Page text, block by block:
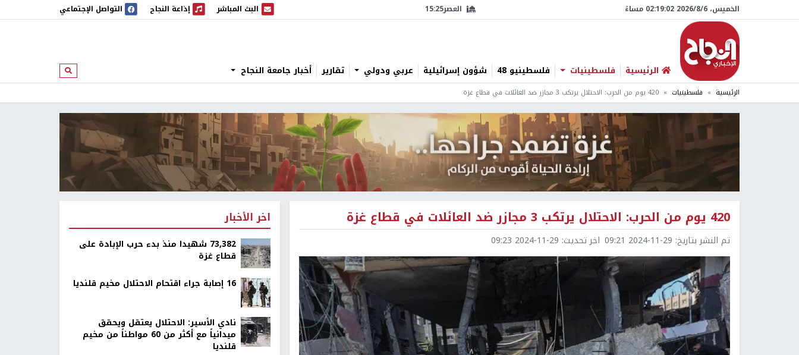
الخميس، 6/‏8/‏2026 02:19:03 مساءً العصر15:25 البث المباشر
البث المباشر إذاعة النجاح
إذاعة النجاح التواصل الإجتماعي
الرئيسية فلسطينيات فلسطينيو 48 شؤون إسرائيلية عربي ودولي تقارير أخبار جامعة النجاح ابحث
الرئيسية فلسطينيات 420 يوم من الحرب: الاحتلال يرتكب 3 مجازر ضد العائلات في قطاع غزة
420 يوم من الحرب: الاحتلال يرتكب 3 مجازر ضد العائلات في قطاع غزة
تم النشر بتاريخ: 2024-11-29 09:21 اخر تحديث: 2024-11-29 09:23
اخر الأخبار
73,382 شهيدا منذ بدء حرب الإبادة على
قطاع غزة
16 إصابة جراء اقتحام الاحتلال مخيم قلنديا
نادي الأسير: الاحتلال يعتقل ويحقق
ميدانياً مع أكثر من 60 مواطناً من مخيم
قلنديا